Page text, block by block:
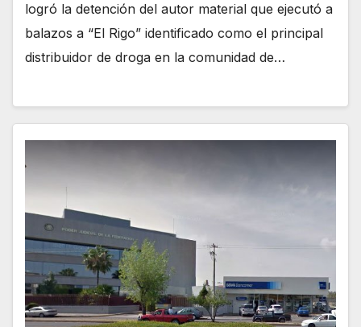
logró la detención del autor material que ejecutó a
balazos a “El Rigo” identificado como el principal
distribuidor de droga en la comunidad de…